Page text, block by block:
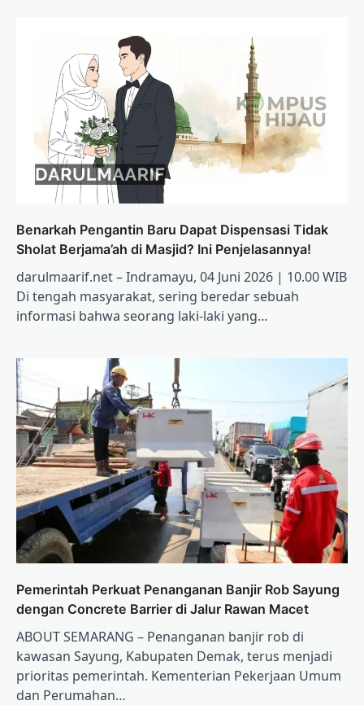
Benarkah Pengantin Baru Dapat Dispensasi Tidak
Sholat Berjama’ah di Masjid? Ini Penjelasannya!
darulmaarif.net – Indramayu, 04 Juni 2026 | 10.00 WIB
Di tengah masyarakat, sering beredar sebuah
informasi bahwa seorang laki-laki yang…
Pemerintah Perkuat Penanganan Banjir Rob Sayung
dengan Concrete Barrier di Jalur Rawan Macet
ABOUT SEMARANG – Penanganan banjir rob di
kawasan Sayung, Kabupaten Demak, terus menjadi
prioritas pemerintah. Kementerian Pekerjaan Umum
dan Perumahan…